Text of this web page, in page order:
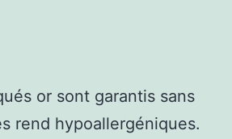
or sont garantis sans
rend hypoallergéniques.